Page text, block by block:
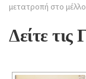
μετατροπή στο
Δείτε τις